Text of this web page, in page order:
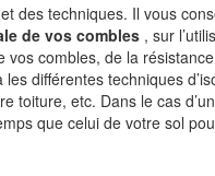
des techniques. Il vous
de vos combles , sur
combles, de la
différentes techniques
toiture, etc. Dans le cas
que celui de votre sol